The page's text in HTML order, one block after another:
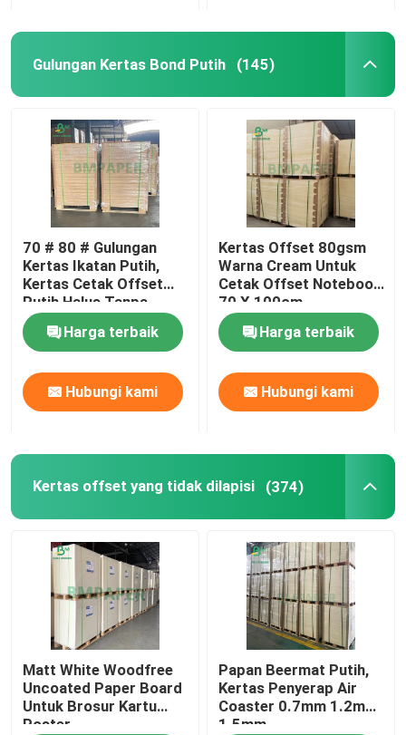
Gulungan Kertas Bond Putih (145)
70 # 80 # Gulungan
Kertas Ikatan Putih,
Kertas Cetak Offset
Putih Halus Tanpa
Lapisan
Harga terbaik
Hubungi kami
Kertas Offset 80gsm
Warna Cream Untuk
Cetak Offset Notebook
70 X 100cm
Harga terbaik
Hubungi kami
Kertas offset yang tidak dilapisi (374)
Matt White Woodfree
Uncoated Paper Board
Untuk Brosur Kartu
Poster
Papan Beermat Putih,
Kertas Penyerap Air
Coaster 0.7mm 1.2mm
1.5mm